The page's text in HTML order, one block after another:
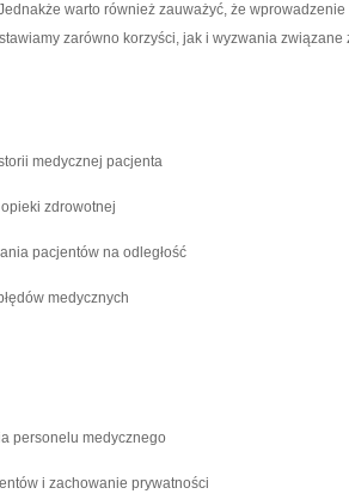
warto również zauważyć, że
zarówno korzyści, jak i⁣ wyzwania związane
medycznej pacjenta
zdrowotnej
pacjentów na odległość
medycznych
personelu medycznego
i ​zachowanie prywatności